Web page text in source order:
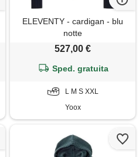
ELEVENTY - cardigan - blu
notte
527,00 €
Sped. gratuita
L M S XXL
Yoox